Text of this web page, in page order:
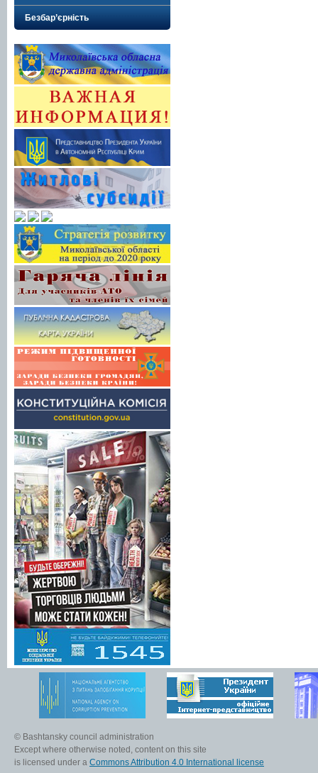
Безбар’єрність
© Bashtansky council administration
Except where otherwise noted, content on this site
is licensed under a Commons Attribution 4.0 International license